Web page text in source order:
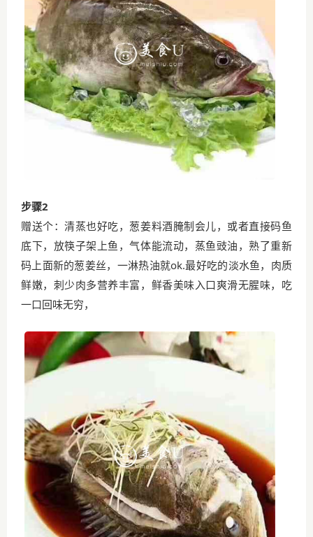
步骤2
赠送个：清蒸也好吃，葱姜料酒腌制会儿，或者直接码鱼
底下，放筷子架上鱼，气体能流动，蒸鱼豉油，熟了重新
码上面新的葱姜丝，一淋热油就ok.最好吃的淡水鱼，肉质
鲜嫩，刺少肉多营养丰富，鲜香美味入口爽滑无腥味，吃
一口回味无穷，